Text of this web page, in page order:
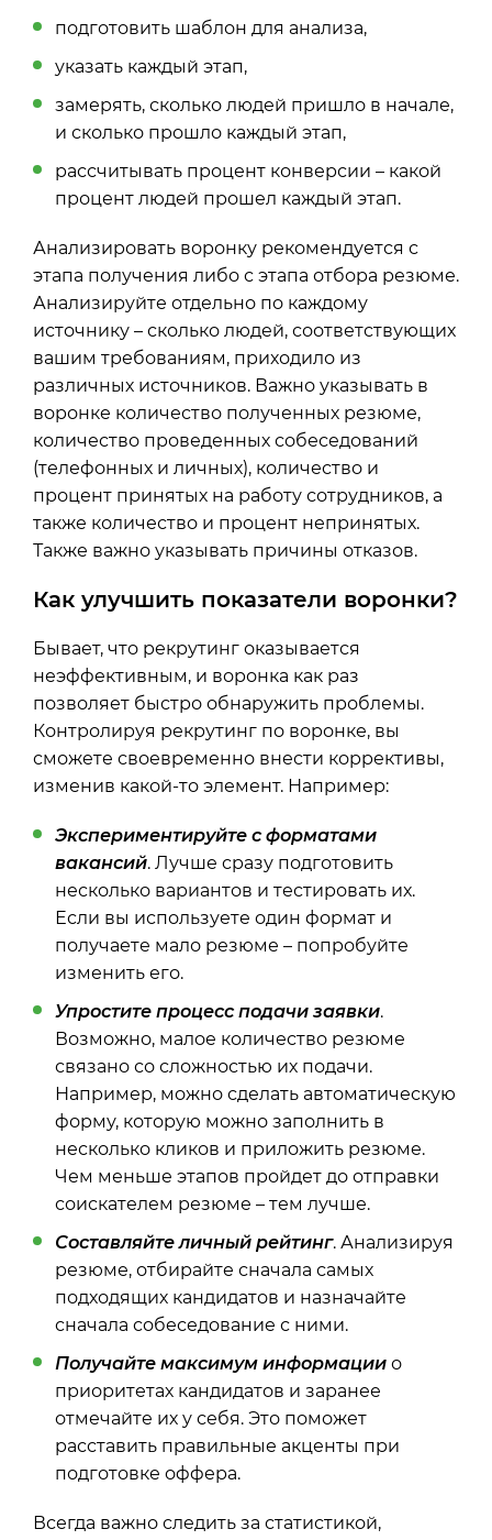
подготовить шаблон для анализа,
указать каждый этап,
замерять, сколько людей пришло в начале,
и сколько прошло каждый этап,
рассчитывать процент конверсии – какой
процент людей прошел каждый этап.
Анализировать воронку рекомендуется с
этапа получения либо с этапа отбора резюме.
Анализируйте отдельно по каждому
источнику – сколько людей, соответствующих
вашим требованиям, приходило из
различных источников. Важно указывать в
воронке количество полученных резюме,
количество проведенных собеседований
(телефонных и личных), количество и
процент принятых на работу сотрудников, а
также количество и процент непринятых.
Также важно указывать причины отказов.
Как улучшить показатели воронки?
Бывает, что рекрутинг оказывается
неэффективным, и воронка как раз
позволяет быстро обнаружить проблемы.
Контролируя рекрутинг по воронке, вы
сможете своевременно внести коррективы,
изменив какой-то элемент. Например:
Экспериментируйте с форматами
вакансий. Лучше сразу подготовить
несколько вариантов и тестировать их.
Если вы используете один формат и
получаете мало резюме – попробуйте
изменить его.
Упростите процесс подачи заявки.
Возможно, малое количество резюме
связано со сложностью их подачи.
Например, можно сделать автоматическую
форму, которую можно заполнить в
несколько кликов и приложить резюме.
Чем меньше этапов пройдет до отправки
соискателем резюме – тем лучше.
Составляйте личный рейтинг. Анализируя
резюме, отбирайте сначала самых
подходящих кандидатов и назначайте
сначала собеседование с ними.
Получайте максимум информации о
приоритетах кандидатов и заранее
отмечайте их у себя. Это поможет
расставить правильные акценты при
подготовке оффера.
Всегда важно следить за статистикой,